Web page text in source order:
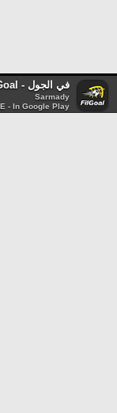
في الجول - FilGoal
Sarmady
- In Google Play